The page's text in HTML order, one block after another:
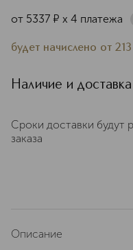
от 5337 ¤ х 4 платежа
будет начислено от 213
Наличие и доставка
Сроки доставки будут
заказа
Описание